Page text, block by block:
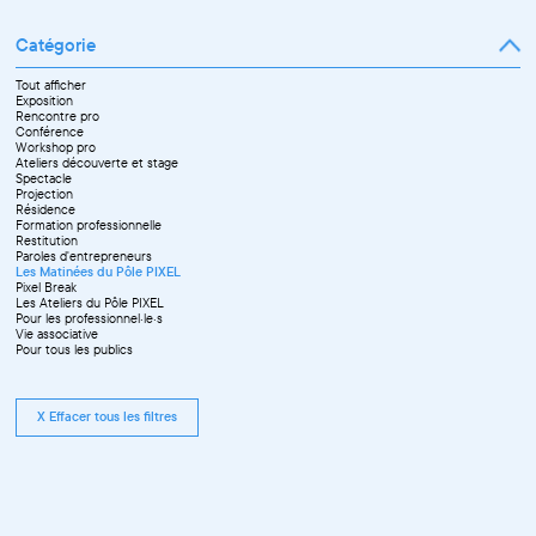
Catégorie
Tout afficher
Exposition
Rencontre pro
Conférence
Workshop pro
Ateliers découverte et stage
Spectacle
Projection
Résidence
Formation professionnelle
Restitution
Paroles d'entrepreneurs
Les Matinées du Pôle PIXEL
Pixel Break
Les Ateliers du Pôle PIXEL
Pour les professionnel·le·s
Vie associative
Pour tous les publics
X Effacer tous les filtres